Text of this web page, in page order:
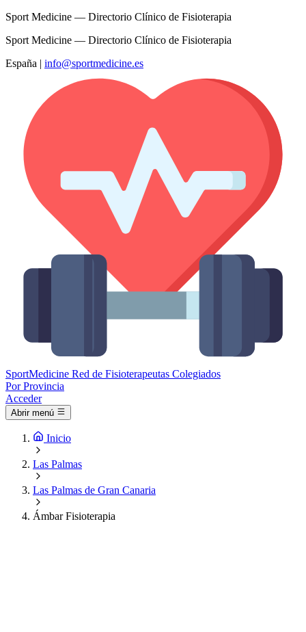
Sport Medicine — Directorio Clínico de Fisioterapia
Sport Medicine — Directorio Clínico de Fisioterapia
España | info@sportmedicine.es
SportMedicine Red de Fisioterapeutas Colegiados
Por Provincia
Acceder
Abrir menú
Inicio
Las Palmas
Las Palmas de Gran Canaria
Ámbar Fisioterapia